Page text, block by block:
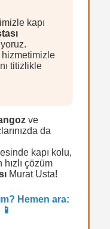
kapı
hizmetimizle
titizlikle
ve
da
kapı kolu,
çözüm
Murat Usta!
Hemen ara: